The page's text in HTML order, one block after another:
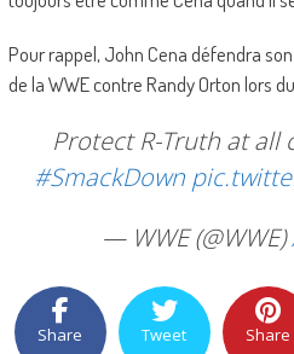
Pour rappel, John Cena défendra
de la WWE contre Randy Orton lors
Protect R-Truth at all
#SmackDown
— WWE (@WWE)
Share Tweet Share